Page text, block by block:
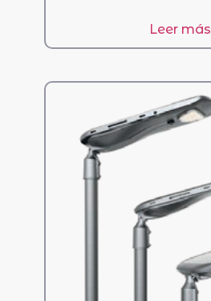
Leer más